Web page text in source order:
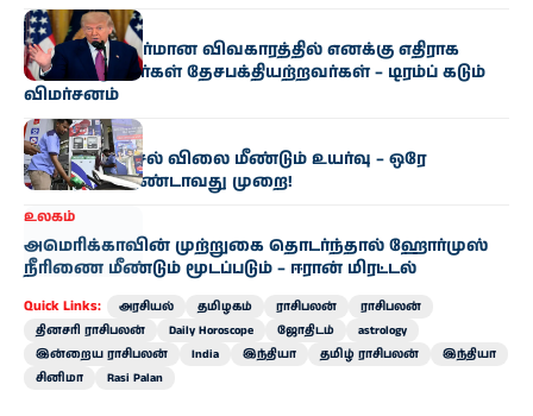
உலகம்
ஈரான் போர் தீர்மான விவகாரத்தில் எனக்கு எதிராக
செயல்படுபவர்கள் தேசபக்தியற்றவர்கள் – டிரம்ப் கடும்
விமர்சனம்
இந்தியா
பெட்ரோல், டீசல் விலை மீண்டும் உயர்வு – ஒரே
வாரத்தில் இரண்டாவது முறை!
உலகம்
அமெரிக்காவின் முற்றுகை தொடர்ந்தால் ஹோர்முஸ்
நீரிணை மீண்டும் மூடப்படும் – ஈரான் மிரட்டல்
Quick Links: அரசியல் தமிழகம் ராசிபலன்
ராசிபலன்
தினசரி ராசிபலன்
Daily Horoscope ஜோதிடம்
astrology
இன்றைய ராசிபலன்
India இந்தியா தமிழ் ராசிபலன்
இந்தியா
சினிமா
Rasi Palan